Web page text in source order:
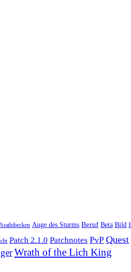
Arathibecken Auge des Sturms Beruf Beta Bild
Patch 2.1.0 Patchnotes PvP Quest
Wrath of the Lich King